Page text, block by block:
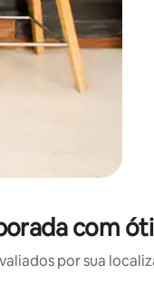
com
por sua